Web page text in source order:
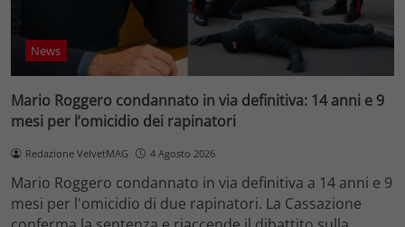
News
Mario Roggero condannato in via definitiva: 14 anni e 9
mesi per l’omicidio dei rapinatori
Redazione VelvetMAG 4 Agosto 2026
Mario Roggero condannato in via definitiva a 14 anni e 9
mesi per l'omicidio di due rapinatori. La Cassazione